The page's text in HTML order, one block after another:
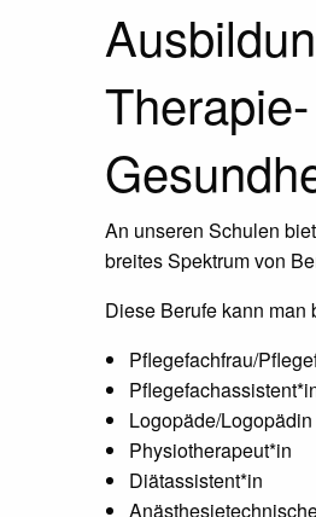
An unseren Schulen
breites Spektrum von
Diese Berufe kann man
Pflegefachfrau/
Logopäde/Logopädin
Physiotherapeut*in
Diätassistent*in